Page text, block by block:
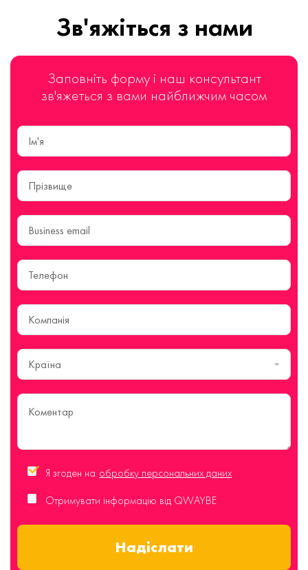
Зв'яжіться з нами
Заповніть форму і наш консультант
зв'яжеться з вами найближчим часом
Країна
Я згоден на обробку персональних даних
Отримувати інформацію від QWAYBE
Надіслати